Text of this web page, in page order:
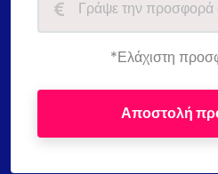
*Ελάχιστη
Αποστολή